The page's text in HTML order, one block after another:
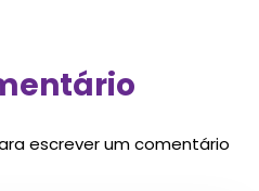
escrever um comentário